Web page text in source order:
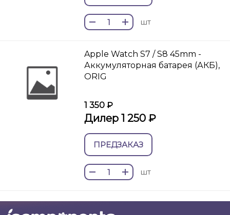
шт
Apple Watch S7 / S8 45mm -
Аккумуляторная батарея (АКБ),
ORIG
1 350 ₽
Дилер 1 250 ₽
ПРЕДЗАКАЗ
шт